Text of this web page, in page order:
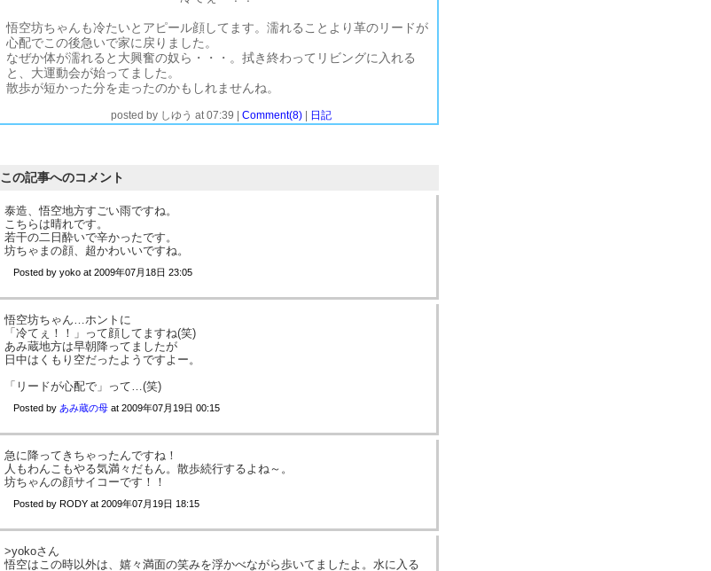
悟空坊ちゃんも冷たいとアピール顔してます。濡れることより革のリードが
心配でこの後急いで家に戻りました。
なぜか体が濡れると大興奮の奴ら・・・。拭き終わってリビングに入れる
と、大運動会が始ってました。
散歩が短かった分を走ったのかもしれませんね。
posted by しゆう at 07:39 Comment(8)| 日記
この記事へのコメント
泰造、悟空地方すごい雨ですね。
こちらは晴れです。
若干の二日酔いで辛かったです。
坊ちゃまの顔、超かわいいですね。
Posted by yoko at 2009年07月18日 23:05
悟空坊ちゃん…ホントに
「冷てぇ！！」って顔してますね(笑)
あみ蔵地方は早朝降ってましたが
日中はくもり空だったようですよー。
「リードが心配で」って…(笑)
Posted by あみ蔵の母 at 2009年07月19日 00:15
急に降ってきちゃったんですね！
人もわんこもやる気満々だもん。散歩続行するよね～。
坊ちゃんの顔サイコーです！！
Posted by RODY at 2009年07月19日 18:15
>yokoさん
悟空はこの時以外は、嬉々満面の笑みを浮かべながら歩いてましたよ。水に入る